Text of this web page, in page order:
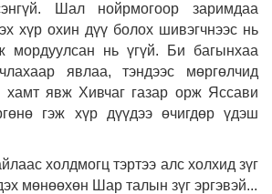
Шал нойрмогоор заримдаа
хүр охин дүү болох шивэгчнээс нь
мордуулсан нь үгүй. Би багынхаа
явлаа, тэндээс мөргөлчид
явж Хивчаг газар орж Яссави
гэж хүр дүүдээ өчигдөр үдэш
холдмогц тэртээ алс холхид зүг
мөнөөхөн Шар талын зүг эргэвэй...